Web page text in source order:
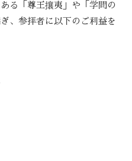
る「尊王攘夷」や「学問の
、参拝者に以下のご利益を